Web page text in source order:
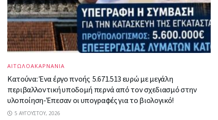
ΑΙΤΩΛΟΑΚΑΡΝΑΝΙΑ
Κατούνα: Ένα έργο πνοής 5.671.513 ευρώ με μεγάλη
περιβαλλοντική υποδομή περνά από τον σχεδιασμό στην
υλοποίηση-Έπεσαν οι υπογραφές για το βιολογικό!
5 ΑΥΓΟΎΣΤΟΥ, 2026